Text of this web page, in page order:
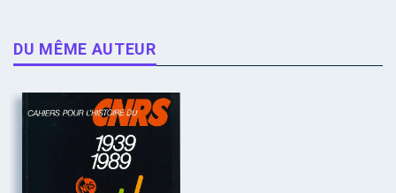
DU MÊME AUTEUR